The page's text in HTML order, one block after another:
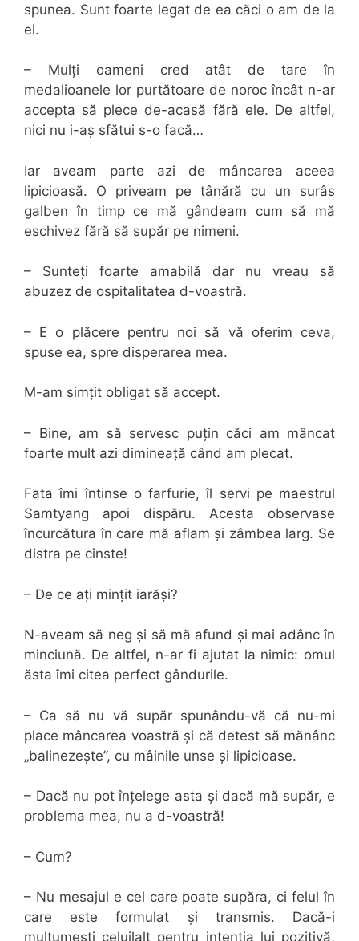
spunea. Sunt foarte legat de ea căci o am de la
el.
– Mulți oameni cred atât de tare în
medalioanele lor purtătoare de noroc încât n-ar
accepta să plece de-acasă fără ele. De altfel,
nici nu i-aș sfătui s-o facă…
Iar aveam parte azi de mâncarea aceea
lipicioasă. O priveam pe tânără cu un surâs
galben în timp ce mă gândeam cum să mă
eschivez fără să supăr pe nimeni.
– Sunteți foarte amabilă dar nu vreau să
abuzez de ospitalitatea d-voastră.
– E o plăcere pentru noi să vă oferim ceva,
spuse ea, spre disperarea mea.
M-am simțit obligat să accept.
– Bine, am să servesc puțin căci am mâncat
foarte mult azi dimineață când am plecat.
Fata îmi întinse o farfurie, îl servi pe maestrul
Samtyang apoi dispăru. Acesta observase
încurcătura în care mă aflam și zâmbea larg. Se
distra pe cinste!
– De ce ați mințit iarăși?
N-aveam să neg și să mă afund și mai adânc în
minciună. De altfel, n-ar fi ajutat la nimic: omul
ăsta îmi citea perfect gândurile.
– Ca să nu vă supăr spunându-vă că nu-mi
place mâncarea voastră și că detest să mănânc
„balinezește”, cu mâinile unse și lipicioase.
– Dacă nu pot înțelege asta și dacă mă supăr, e
problema mea, nu a d-voastră!
– Cum?
– Nu mesajul e cel care poate supăra, ci felul în
care este formulat și transmis. Dacă-i
mulțumești celuilalt pentru intenția lui pozitivă,